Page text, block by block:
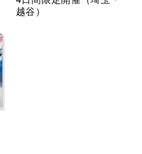
越谷）